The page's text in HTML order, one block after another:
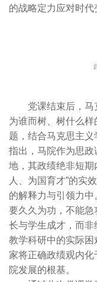
的战略定力应对时代
党课结束后，马
为谁而树、树什么样
题，结合马克思主
指出，马院作为思
地，其政绩绝非短期
人、为国育才”的实
的解释力与引领力
要久久为功，不能
长与学生成才，而
教学科研中的实际
家将正确政绩观内
院发展的根基。